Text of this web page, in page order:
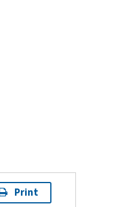
Print